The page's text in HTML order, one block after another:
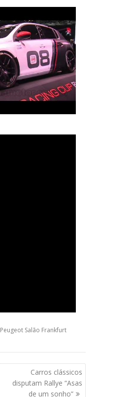
Peugeot Salão Frankfurt
Carros clássicos
disputam Rallye “Asas
de um sonho”